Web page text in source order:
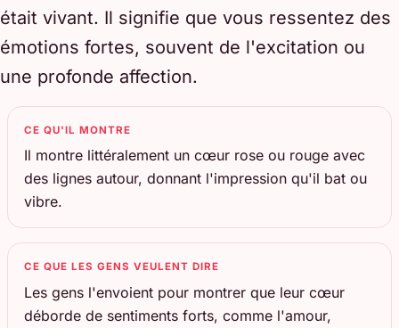
était vivant. Il signifie que vous ressentez des
émotions fortes, souvent de l'excitation ou
une profonde affection.
CE QU'IL MONTRE
Il montre littéralement un cœur rose ou rouge avec
des lignes autour, donnant l'impression qu'il bat ou
vibre.
CE QUE LES GENS VEULENT DIRE
Les gens l'envoient pour montrer que leur cœur
déborde de sentiments forts, comme l'amour,